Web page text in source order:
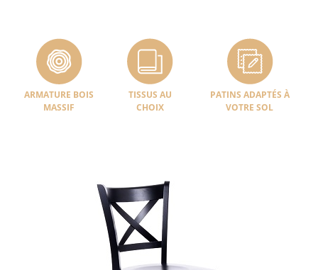
ARMATURE BOIS
MASSIF
TISSUS AU
CHOIX
PATINS ADAPTÉS À
VOTRE SOL